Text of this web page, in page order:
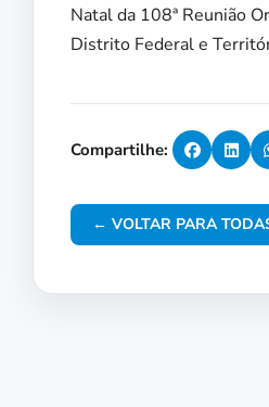
Natal da 108ª Reunião
Distrito Federal e
Compartilhe:
← VOLTAR PARA